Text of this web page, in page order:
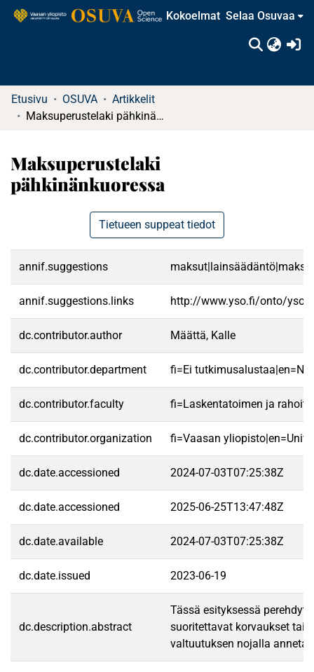
Kokoelmat Selaa Osuvaa
Etusivu OSUVA
Artikkelit
Maksuperustelaki pähkinänkuoressa
Maksuperustelaki
pähkinänkuoressa
Tietueen suppeat tiedot
annif.suggestions
annif.suggestions.links http://www.yso.fi/onto/
dc.contributor.author Määttä, Kalle
dc.contributor.department fi=Ei
dc.contributor.faculty fi=Laskentatoimen ja
dc.contributor.organization fi=Vaasan
dc.date.accessioned 2024-07-03T07:25:38Z
dc.date.accessioned 2025-06-25T13:47:48Z
dc.date.available 2024-07-03T07:25:38Z
dc.date.issued 2023-06-19
dc.description.abstract
Tässä esityksessä
suoritettavat korvaukset tai
valtuutuksen nojalla